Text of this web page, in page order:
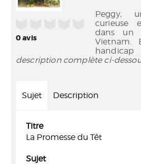
0avis
Peggy,
curieuse
dans un
Vietnam.
description complète ci-
Sujet Description
Titre
La Promesse du Têt
Sujet